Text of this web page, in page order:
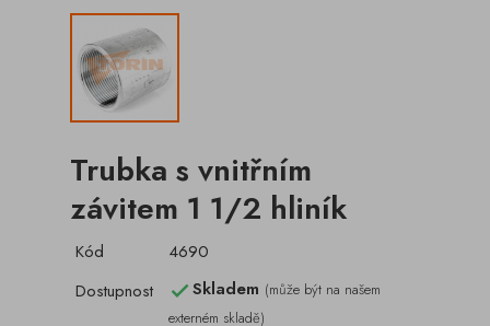
Trubka s vnitřním
závitem 1 1/2 hliník
Kód
4690
Dostupnost
Skladem (může být na našem
externém skladě)